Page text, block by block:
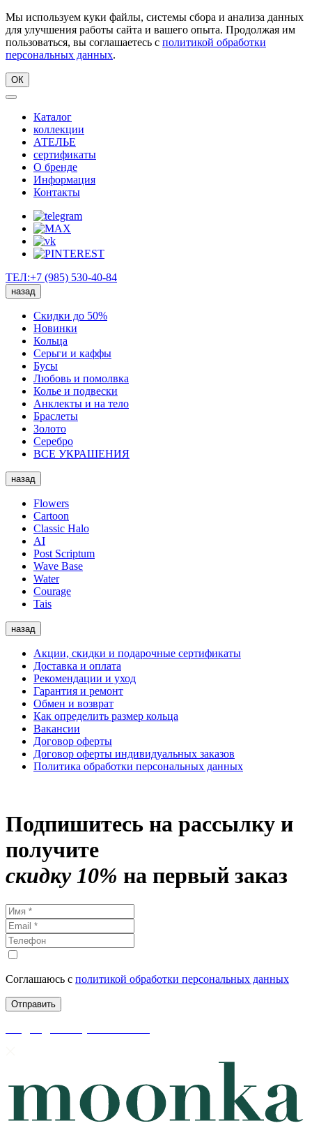
Мы используем куки файлы, системы сбора и анализа данных
для улучшения работы сайта и вашего опыта. Продолжая им
пользоваться, вы соглашаетесь с политикой обработки
персональных данных.
ОК
Каталог
коллекции
АТЕЛЬЕ
сертификаты
О бренде
Информация
Контакты
ТЕЛ:+7 (985) 530-40-84
назад
Скидки до 50%
Новинки
Кольца
Серьги и каффы
Бусы
Любовь и помолвка
Колье и подвески
Анклекты и на тело
Браслеты
Золото
Серебро
ВСЕ УКРАШЕНИЯ
назад
Flowers
Cartoon
Classic Halo
AI
Post Scriptum
Wave Base
Water
Courage
Tais
назад
Акции, скидки и подарочные сертификаты
Доставка и оплата
Рекомендации и уход
Гарантия и ремонт
Обмен и возврат
Как определить размер кольца
Вакансии
Договор оферты
Договор оферты индивидуальных заказов
Политика обработки персональных данных
Подпишитесь на рассылку и
получите
скидку 10% на первый заказ
Соглашаюсь с политикой обработки персональных данных